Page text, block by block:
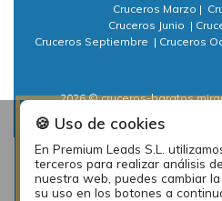
Cruceros Marzo |
Cruceros Junio |
Cruceros Septiembre | Cruceros
2026 © cruceros-
| Política de privacidad
Plan de empleo local de la
Emprende
🍪 Uso de cookies
En Premium Leads S.L.
terceros para realizar análisis
nuestra web, puedes cambiar
su uso en los botones a